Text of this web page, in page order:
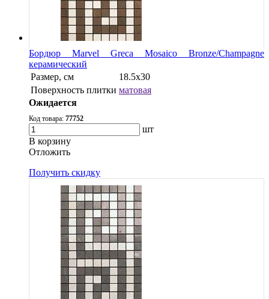
Бордюр Marvel Greca Mosaico Bronze/Champagne
керамический
Размер, см
18.5x30
Поверхность плитки матовая
Ожидается
Код товара: 77752
шт
В корзину
Oтложить
Получить скидку